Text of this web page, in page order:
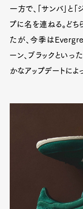
一方で、「サンバ」と
プに名を連ねる。ど
たが、今季は
ーン、ブラックといっ
かなアップデートによ